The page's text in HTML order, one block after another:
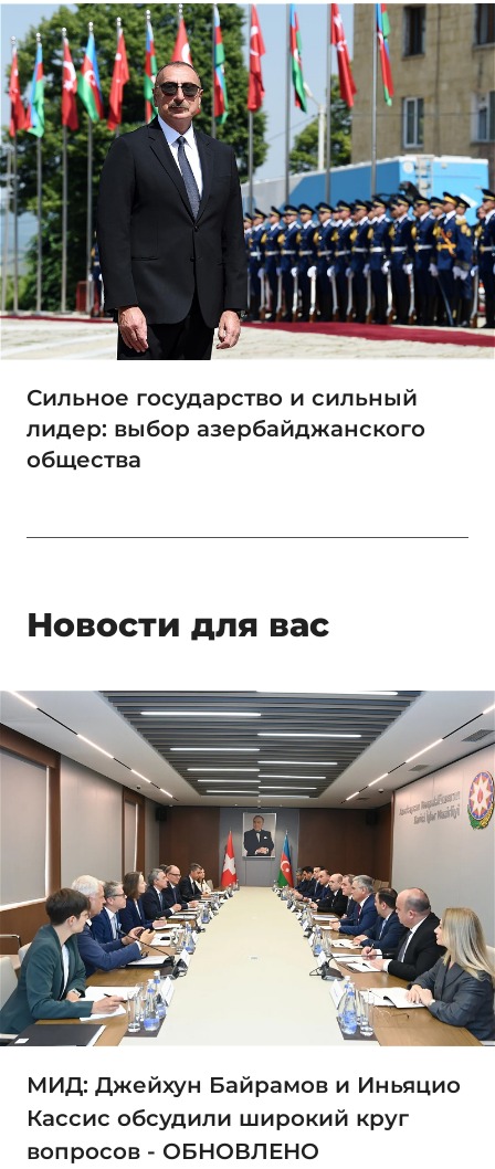
Сильное государство и сильный
лидер: выбор азербайджанского
общества
Новости для вас
МИД: Джейхун Байрамов и Иньяцио
Кассис обсудили широкий круг
вопросов - ОБНОВЛЕНО